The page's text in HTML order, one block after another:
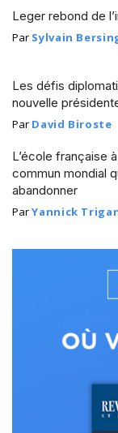
Leger rebond de
Par Sylvain
Les défis
nouvelle
Par David Biroste
L’école française
commun mondial
abandonner
ParYannick